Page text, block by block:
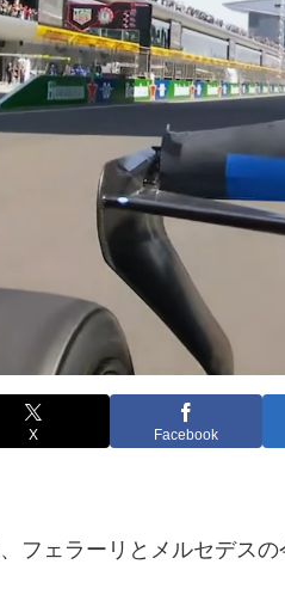
X Facebook
フェラーリとメルセデスの